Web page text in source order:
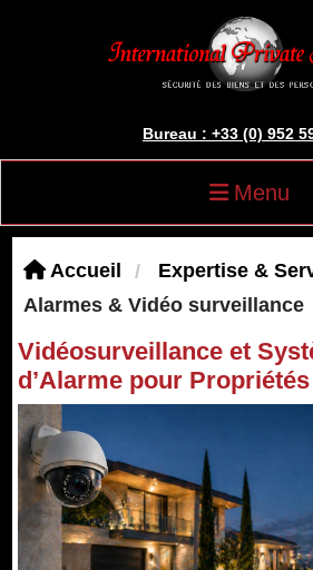
Bureau : +33 (0) 952
Menu
Accueil
Expertise &
Alarmes & Vidéo surveillance
Vidéosurveillance et
d’Alarme pour